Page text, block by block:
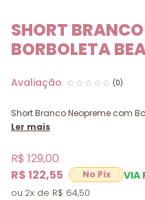
SHORT
BORBOLETA
(0)
Short Branco Neopreme com
Ler mais
R$ 122,55 VIA
R$ 129,00
2x R$ 64,50